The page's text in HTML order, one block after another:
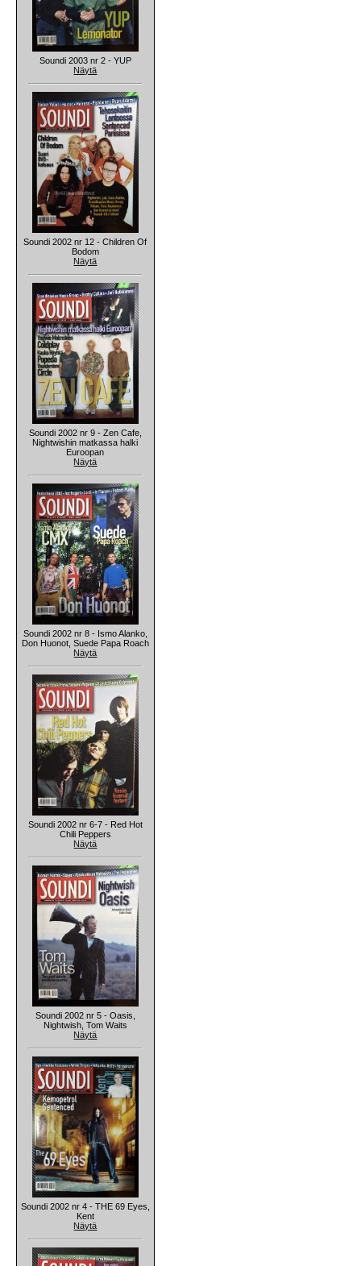
Soundi 2003 nr 2 - YUP
Näytä
Soundi 2002 nr 12 - Children Of
Bodom
Näytä
Soundi 2002 nr 9 - Zen Cafe,
Nightwishin matkassa halki
Euroopan
Näytä
Soundi 2002 nr 8 - Ismo Alanko,
Don Huonot, Suede Papa Roach
Näytä
Soundi 2002 nr 6-7 - Red Hot
Chili Peppers
Näytä
Soundi 2002 nr 5 - Oasis,
Nightwish, Tom Waits
Näytä
Soundi 2002 nr 4 - THE 69 Eyes,
Kent
Näytä